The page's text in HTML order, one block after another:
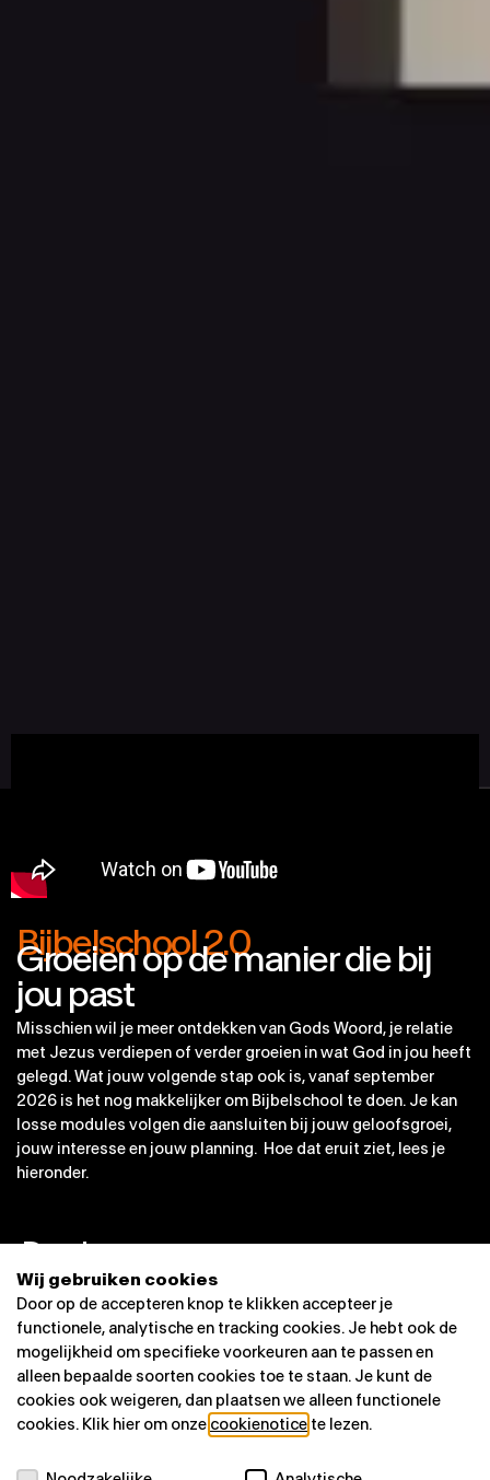
Bijbelschool 2.0
Groeien op de manier die bij
jou past
Misschien wil je meer ontdekken van Gods Woord, je relatie
met Jezus verdiepen of verder groeien in wat God in jou heeft
gelegd. Wat jouw volgende stap ook is, vanaf september
2026 is het nog makkelijker om Bijbelschool te doen. Je kan
losse modules volgen die aansluiten bij jouw geloofsgroei,
jouw interesse en jouw planning. Hoe dat eruit ziet, lees je
hieronder.
De nieuwe opzet
Het Bijbelschoolseizoen heeft 4 periodes van 8 lesweken.
Per periode kun je 1 module volgen van 8 lesweken. Je
commit je alleen aan de module waarvoor je je hebt
aangemeld. Wil je in een volgende periode weer een module
volgen, dan kan dat. Daarvoor meld je je dan apart aan bij die
module. Sommige modules worden twee keer per jaar
aangeboden.
Modules
Wij gebruiken cookies
Door op de accepteren knop te klikken accepteer je
functionele, analytische en tracking cookies. Je hebt ook de
mogelijkheid om specifieke voorkeuren aan te passen en
alleen bepaalde soorten cookies toe te staan. Je kunt de
cookies ook weigeren, dan plaatsen we alleen functionele
cookies. Klik hier om onze cookienotice te lezen.